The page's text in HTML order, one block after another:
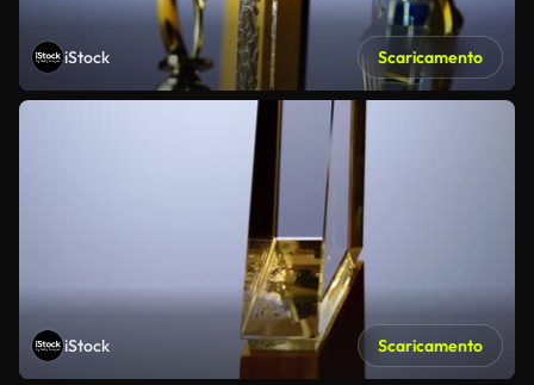
iStock Scaricamento
iStock Scaricamento